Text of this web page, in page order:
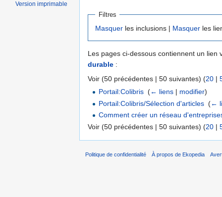
Filtres
Masquer les inclusions | Masquer les
Les pages ci-dessous contiennent un lien
durable :
Voir (50 précédentes | 50 suivantes) (20 |
Portail:Colibris (← liens | modifier)
Portail:Colibris/Sélection d'articles (←
Comment créer un réseau
Voir (50 précédentes | 50 suivantes) (20 |
Version imprimable
Politique de confidentialité À propos de Ekopedia